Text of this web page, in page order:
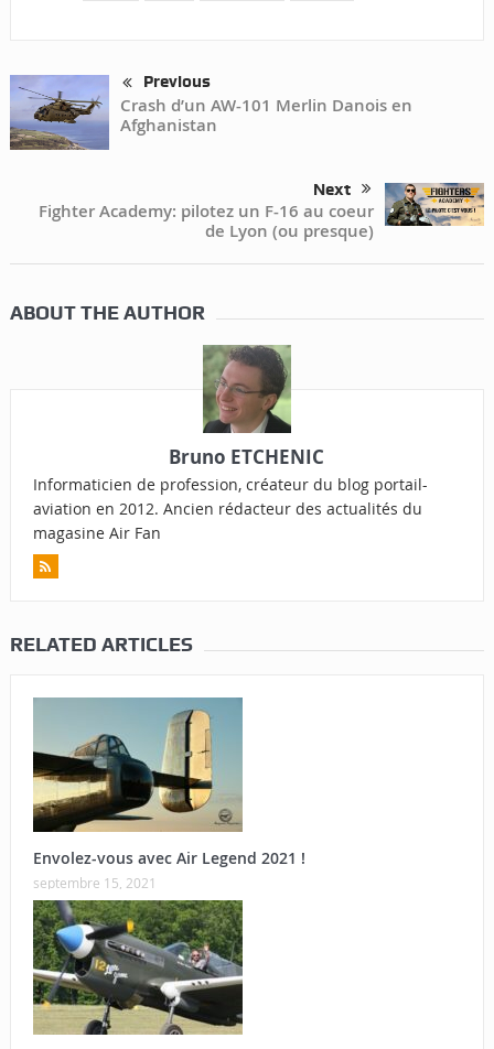
Previous
Crash d’un AW-101 Merlin Danois en
Afghanistan
Next
Fighter Academy: pilotez un F-16 au coeur
de Lyon (ou presque)
ABOUT THE AUTHOR
Bruno ETCHENIC
Informaticien de profession, créateur du blog portail-
aviation en 2012. Ancien rédacteur des actualités du
magasine Air Fan
RELATED ARTICLES
Envolez-vous avec Air Legend 2021 !
septembre 15, 2021